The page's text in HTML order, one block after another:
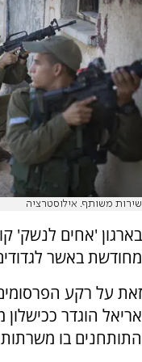
שירות משותף. אילוסטרציה
בארגון 'אחים לנשק'
מחודשת באשר
זאת על רקע
אריאל הוגדר
התותחנים בו